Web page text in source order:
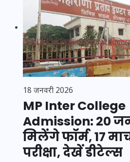
18 जनवरी 2026
MP Inter College
Admission: 20
मिलेंगे फॉर्म, 17
परीक्षा, देखें डीटेल्स